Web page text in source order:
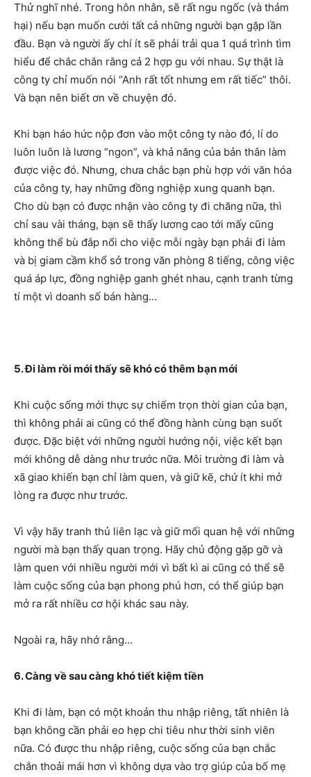
Thử nghĩ nhé. Trong hôn nhân, sẽ rất ngu ngốc (và thảm
hại) nếu bạn muốn cưới tất cả những người bạn gặp lần
đầu. Bạn và người ấy chí ít sẽ phải trải qua 1 quá trình tìm
hiểu để chắc chắn rằng cả 2 hợp gu với nhau. Sự thật là
công ty chỉ muốn nói “Anh rất tốt nhưng em rất tiếc” thôi.
Và bạn nên biết ơn về chuyện đó.
Khi bạn háo hức nộp đơn vào một công ty nào đó, lí do
luôn luôn là lương “ngon”, và khả năng của bản thân làm
được việc đó. Nhưng, chưa chắc bạn phù hợp với văn hóa
của công ty, hay những đồng nghiệp xung quanh bạn.
Cho dù bạn có được nhận vào công ty đi chăng nữa, thì
chỉ sau vài tháng, bạn sẽ thấy lương cao tới mấy cũng
không thể bù đắp nổi cho việc mỗi ngày bạn phải đi làm
và bị giam cầm khổ sở trong văn phòng 8 tiếng, công việc
quá áp lực, đồng nghiệp ganh ghét nhau, cạnh tranh từng
tí một vì doanh số bán hàng…
5. Đi làm rồi mới thấy sẽ khó có thêm bạn mới
Khi cuộc sống mới thực sự chiếm trọn thời gian của bạn,
thì không phải ai cũng có thể đồng hành cùng bạn suốt
được. Đặc biệt với những người hướng nội, việc kết bạn
mới không dễ dàng như trước nữa. Môi trường đi làm và
xã giao khiến bạn chỉ làm quen, và giữ kẽ, chứ ít khi mở
lòng ra được như trước.
Vì vậy hãy tranh thủ liên lạc và giữ mối quan hệ với những
người mà bạn thấy quan trọng. Hãy chủ động gặp gỡ và
làm quen với nhiều người mới vì bất kì ai cũng có thể sẽ
làm cuộc sống của bạn phong phú hơn, có thể giúp bạn
mở ra rất nhiều cơ hội khác sau này.
Ngoài ra, hãy nhớ rằng…
6. Càng về sau càng khó tiết kiệm tiền
Khi đi làm, bạn có một khoản thu nhập riêng, tất nhiên là
bạn không cần phải eo hẹp chi tiêu như thời sinh viên
nữa. Có được thu nhập riêng, cuộc sống của bạn chắc
chắn thoải mái hơn vì không dựa vào trợ giúp của bố mẹ